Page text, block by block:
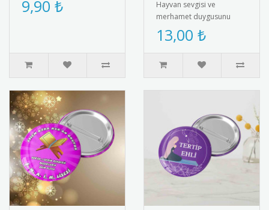
kitap tutkunlarına özel ta..
9,90 ₺
Hayvan sevgisi ve
merhamet duygusunu
pekiştirmek için
tasarlanmış özel bir
hediye kartı ve bileklik ..
13,00 ₺